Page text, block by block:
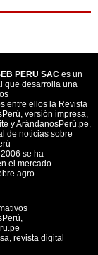
PERU SAC es un
que desarrolla una
entre ellos la Revista
versión impresa,
y ArándanosPerú.pe,
de noticias sobre
se ha
el mercado
agro.
revista digital